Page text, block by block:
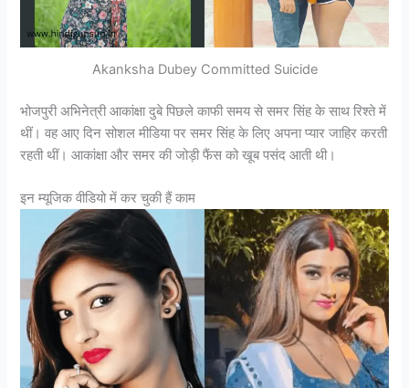
Akanksha Dubey Committed Suicide
भोजपुरी अभिनेत्री आकांक्षा दुबे पिछले काफी समय से समर सिंह के साथ रिश्ते में
थीं। वह आए दिन सोशल मीडिया पर समर सिंह के लिए अपना प्यार जाहिर करती
रहती थीं। आकांक्षा और समर की जोड़ी फैंस को खूब पसंद आती थी।
इन म्यूजिक वीडियो में कर चुकी हैं काम